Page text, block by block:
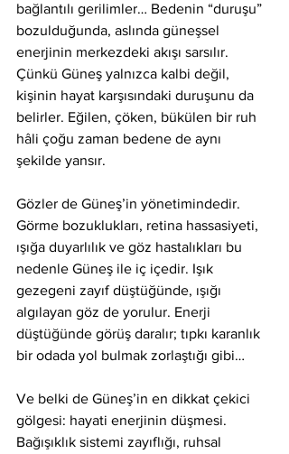
bağlantılı gerilimler… Bedenin “duruşu”
bozulduğunda, aslında güneşsel
enerjinin merkezdeki akışı sarsılır.
Çünkü Güneş yalnızca kalbi değil,
kişinin hayat karşısındaki duruşunu da
belirler. Eğilen, çöken, bükülen bir ruh
hâli çoğu zaman bedene de aynı
şekilde yansır.
Gözler de Güneş’in yönetimindedir.
Görme bozuklukları, retina hassasiyeti,
ışığa duyarlılık ve göz hastalıkları bu
nedenle Güneş ile iç içedir. Işık
gezegeni zayıf düştüğünde, ışığı
algılayan göz de yorulur. Enerji
düştüğünde görüş daralır; tıpkı karanlık
bir odada yol bulmak zorlaştığı gibi…
Ve belki de Güneş’in en dikkat çekici
gölgesi: hayati enerjinin düşmesi.
Bağışıklık sistemi zayıflığı, ruhsal